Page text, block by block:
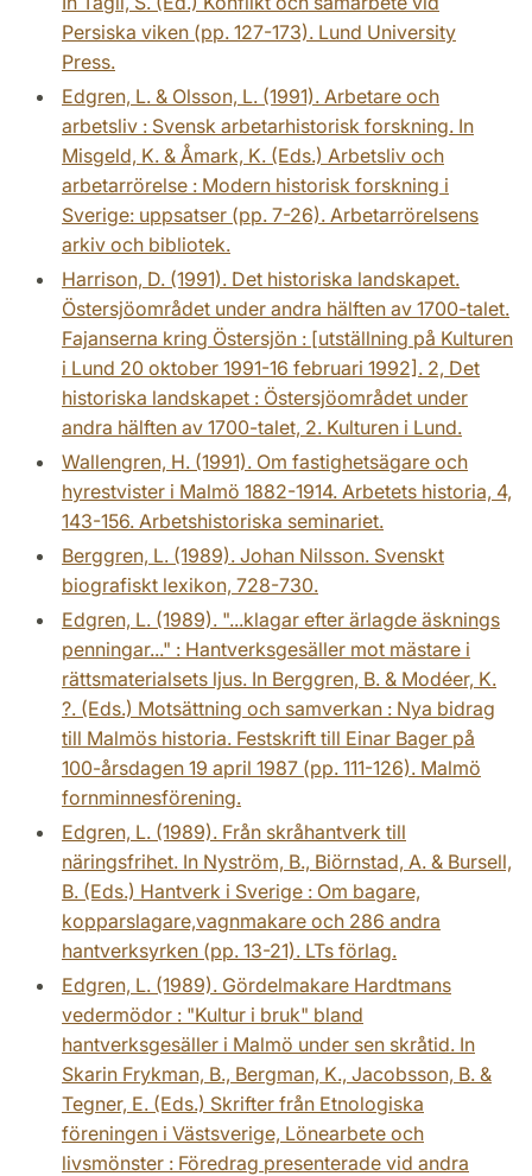
Persiska viken (pp. 127-173). Lund University
Press.
Edgren, L. & Olsson, L. (1991). Arbetare och
arbetsliv : Svensk arbetarhistorisk forskning. In
Misgeld, K. & Åmark, K. (Eds.) Arbetsliv och
arbetarrörelse : Modern historisk forskning i
Sverige: uppsatser (pp. 7-26). Arbetarrörelsens
arkiv och bibliotek.
Harrison, D. (1991). Det historiska landskapet.
Östersjöområdet under andra hälften av 1700-talet.
Fajanserna kring Östersjön : [utställning på Kulturen
i Lund 20 oktober 1991-16 februari 1992]. 2, Det
historiska landskapet : Östersjöområdet under
andra hälften av 1700-talet, 2. Kulturen i Lund.
Wallengren, H. (1991). Om fastighetsägare och
hyrestvister i Malmö 1882-1914. Arbetets historia, 4,
143-156. Arbetshistoriska seminariet.
Berggren, L. (1989). Johan Nilsson. Svenskt
biografiskt lexikon, 728-730.
Edgren, L. (1989). "...klagar efter ärlagde äsknings
penningar..." : Hantverksgesäller mot mästare i
rättsmaterialsets ljus. In Berggren, B. & Modéer, K.
?. (Eds.) Motsättning och samverkan : Nya bidrag
till Malmös historia. Festskrift till Einar Bager på
100-årsdagen 19 april 1987 (pp. 111-126). Malmö
fornminnesförening.
Edgren, L. (1989). Från skråhantverk till
näringsfrihet. In Nyström, B., Biörnstad, A. & Bursell,
B. (Eds.) Hantverk i Sverige : Om bagare,
kopparslagare,vagnmakare och 286 andra
hantverksyrken (pp. 13-21). LTs förlag.
Edgren, L. (1989). Gördelmakare Hardtmans
vedermödor : "Kultur i bruk" bland
hantverksgesäller i Malmö under sen skråtid. In
Skarin Frykman, B., Bergman, K., Jacobsson, B. &
Tegner, E. (Eds.) Skrifter från Etnologiska
föreningen i Västsverige, Lönearbete och
livsmönster : Föredrag presenterade vid andra